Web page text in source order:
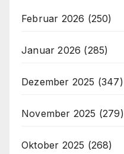
Februar 2026 (250)
Januar 2026 (285)
Dezember 2025 (347)
November 2025 (279)
Oktober 2025 (268)